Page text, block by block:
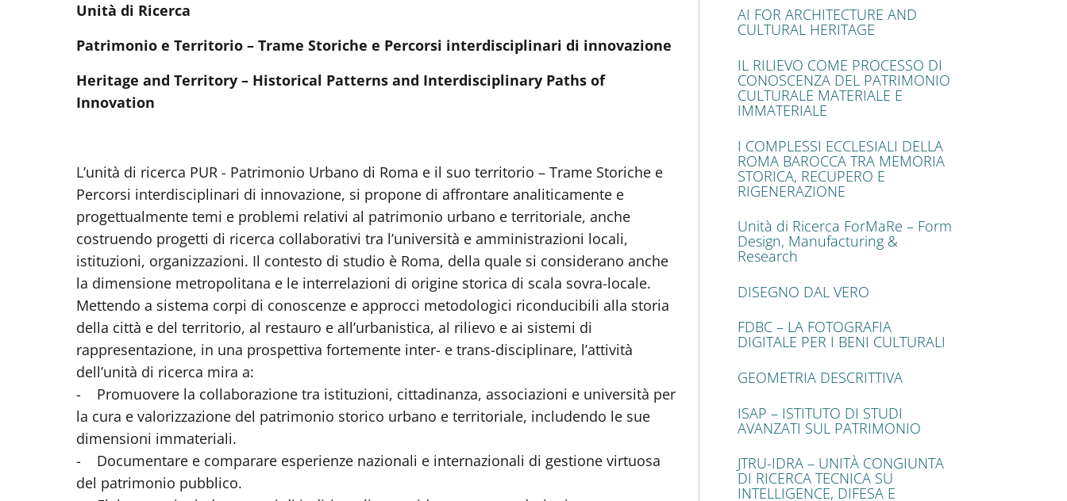
Unità di Ricerca
Patrimonio e Territorio – Trame Storiche e Percorsi interdisciplinari di innovazione
Heritage and Territory – Historical Patterns and Interdisciplinary Paths of
Innovation
L’unità di ricerca PUR - Patrimonio Urbano di Roma e il suo territorio – Trame Storiche e
Percorsi interdisciplinari di innovazione, si propone di affrontare analiticamente e
progettualmente temi e problemi relativi al patrimonio urbano e territoriale, anche
costruendo progetti di ricerca collaborativi tra l’università e amministrazioni locali,
istituzioni, organizzazioni. Il contesto di studio è Roma, della quale si considerano anche
la dimensione metropolitana e le interrelazioni di origine storica di scala sovra-locale.
Mettendo a sistema corpi di conoscenze e approcci metodologici riconducibili alla storia
della città e del territorio, al restauro e all’urbanistica, al rilievo e ai sistemi di
rappresentazione, in una prospettiva fortemente inter- e trans-disciplinare, l’attività
dell’unità di ricerca mira a:
- Promuovere la collaborazione tra istituzioni, cittadinanza, associazioni e università per
la cura e valorizzazione del patrimonio storico urbano e territoriale, includendo le sue
dimensioni immateriali.
- Documentare e comparare esperienze nazionali e internazionali di gestione virtuosa
del patrimonio pubblico.
AI FOR ARCHITECTURE AND
CULTURAL HERITAGE
IL RILIEVO COME PROCESSO DI
CONOSCENZA DEL PATRIMONIO
CULTURALE MATERIALE E
IMMATERIALE
I COMPLESSI ECCLESIALI DELLA
ROMA BAROCCA TRA MEMORIA
STORICA, RECUPERO E
RIGENERAZIONE
Unità di Ricerca ForMaRe – Form
Design, Manufacturing &
Research
DISEGNO DAL VERO
FDBC – LA FOTOGRAFIA
DIGITALE PER I BENI CULTURALI
GEOMETRIA DESCRITTIVA
ISAP – ISTITUTO DI STUDI
AVANZATI SUL PATRIMONIO
JTRU-IDRA – UNITÀ CONGIUNTA
DI RICERCA TECNICA SU
INTELLIGENCE, DIFESA E